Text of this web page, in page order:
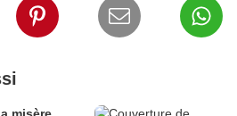
misère